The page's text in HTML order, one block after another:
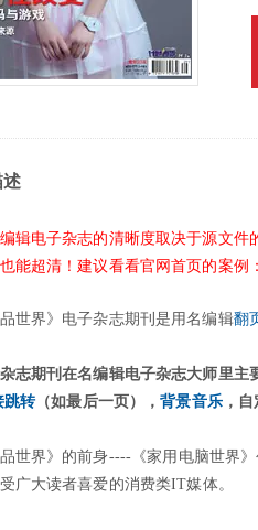
述
辑电子杂志的清晰度取决于源文
能超清！建议看看官网首页的案例：
品世界》电子杂志期刊是用名编辑翻
志期刊在名编辑电子杂志大师里主
跳转（如最后一页），背景音乐，自
品世界》的前身----《家用电脑世界
广大读者喜爱的消费类IT媒体。